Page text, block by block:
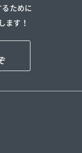
ために
ます！